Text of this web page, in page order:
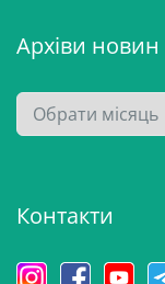
Архіви новин
А
р
в
н
Контакти